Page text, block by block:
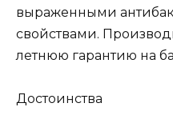
выраженными
свойствами.
летнюю гарантию на
Достоинства